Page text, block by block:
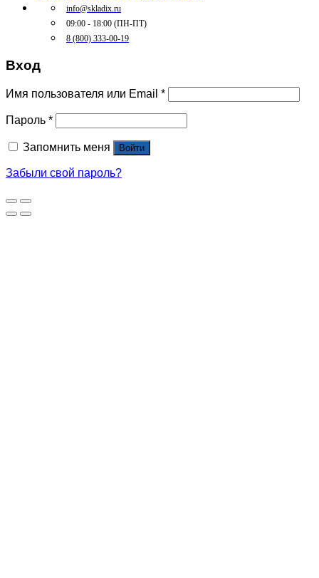
info@skladix.ru
09:00 - 18:00 (ПН-ПТ)
8 (800) 333-00-19
Вход
Имя пользователя или Email *
Пароль *
Запомнить меня Войти
Забыли свой пароль?